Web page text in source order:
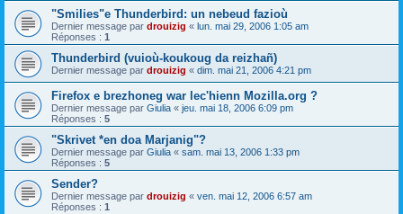
"Smilies"e Thunderbird: un nebeud fazioù
Dernier message par drouizig « lun. mai 29, 2006 1:05 am
Réponses : 1
Thunderbird (vuioù-koukoug da reizhañ)
Dernier message par drouizig « dim. mai 21, 2006 4:21 pm
Firefox e brezhoneg war lec'hienn Mozilla.org ?
Dernier message par Giulia « jeu. mai 18, 2006 6:09 pm
Réponses : 5
"Skrivet *en doa Marjanig"?
Dernier message par Giulia « sam. mai 13, 2006 1:33 pm
Réponses : 5
Sender?
Dernier message par drouizig « ven. mai 12, 2006 6:57 am
Réponses : 1